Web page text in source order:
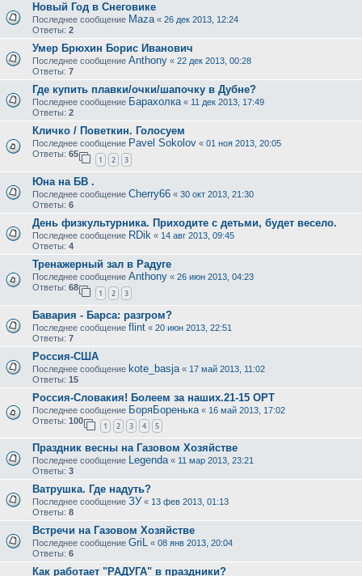
Новый Год в Снеговике
Последнее сообщение Maza« 26 дек 2013, 12:24
Ответы: 2
Умер Брюхин Борис Иванович
Последнее сообщение Anthony « 22 дек 2013, 00:28
Ответы: 7
Где купить плавки/очки/шапочку в Дубне?
Последнее сообщение Барахолка« 11 дек 2013, 17:49
Ответы: 2
Кличко / Поветкин. Голосуем
Последнее сообщение Pavel Sokolov « 01 ноя 2013, 20:05
Ответы: 65
1 2 3
Юна на БВ .
Последнее сообщение Cherry66 « 30 окт 2013, 21:30
Ответы: 6
День физкультурника. Приходите с детьми, будет весело.
Последнее сообщение RDik « 14 авг 2013, 09:45
Ответы: 4
Тренажерный зал в Радуге
Последнее сообщение Anthony « 26 июн 2013, 04:23
Ответы: 68
1 2 3
Бавария - Барса: разгром?
Последнее сообщение flint « 20 июн 2013, 22:51
Ответы: 7
Россия-США
Последнее сообщение kote_basja « 17 май 2013, 11:02
Ответы: 15
Россия-Словакия! Болеем за наших.21-15 ОРТ
Последнее сообщение БоряБоренька « 16 май 2013, 17:02
Ответы: 100
1 2 3 4 5
Праздник весны на Газовом Хозяйстве
Последнее сообщение Legenda« 11 мар 2013, 23:21
Ответы: 3
Ватрушка. Где надуть?
Последнее сообщение ЗУ « 13 фев 2013, 01:13
Ответы: 8
Встречи на Газовом Хозяйстве
Последнее сообщение GriL « 08 янв 2013, 20:04
Ответы: 6
Как работает "РАДУГА" в праздники?